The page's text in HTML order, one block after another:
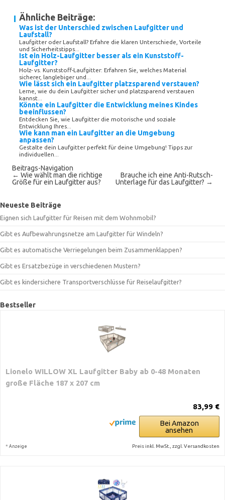
Ähnliche Beiträge:
Was ist der Unterschied zwischen Laufgitter und
Laufstall?
Laufgitter oder Laufstall? Erfahre die klaren Unterschiede, Vorteile
und Sicherheitstipps...
Ist ein Holz-Laufgitter besser als ein Kunststoff-
Laufgitter?
Holz- vs. Kunststoff-Laufgitter: Erfahren Sie, welches Material
sicherer, langlebiger und...
Wie lässt sich ein Laufgitter platzsparend verstauen?
Lerne, wie du dein Laufgitter sicher und platzsparend verstauen
kannst...
Könnte ein Laufgitter die Entwicklung meines Kindes
beeinflussen?
Entdecken Sie, wie Laufgitter die motorische und soziale
Entwicklung Ihres...
Wie kann man ein Laufgitter an die Umgebung
anpassen?
Gestalte dein Laufgitter perfekt für deine Umgebung! Tipps zur
individuellen...
Beitrags-Navigation
← Wie wählt man die richtige
Größe für ein Laufgitter aus?
Brauche ich eine Anti-Rutsch-
Unterlage für das Laufgitter? →
Neueste Beiträge
Eignen sich Laufgitter für Reisen mit dem Wohnmobil?
Gibt es Aufbewahrungsnetze am Laufgitter für Windeln?
Gibt es automatische Verriegelungen beim Zusammenklappen?
Gibt es Ersatzbezüge in verschiedenen Mustern?
Gibt es kindersichere Transportverschlüsse für Reiselaufgitter?
Bestseller
Lionelo WILLOW XL Laufgitter Baby ab 0-48 Monaten
große Fläche 187 x 207 cm
83,99 €
Bei Amazon
ansehen
* Anzeige Preis inkl. MwSt., zzgl. Versandkosten